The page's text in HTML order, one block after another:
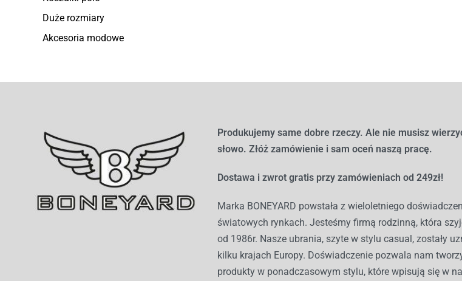
Duże rozmiary
Akcesoria modowe
Produkujemy same dobre rzeczy. Ale nie musisz
słowo. Złóż zamówienie i sam oceń naszą pracę.
Dostawa i zwrot gratis przy zamówieniach od 249zł!
Marka BONEYARD powstała z wieloletniego
światowych rynkach. Jesteśmy firmą rodzinną, która
od 1986r. Nasze ubrania, szyte w stylu casual, zostały
kilku krajach Europy. Doświadczenie pozwala nam
produkty w ponadczasowym stylu, które wpisują się w